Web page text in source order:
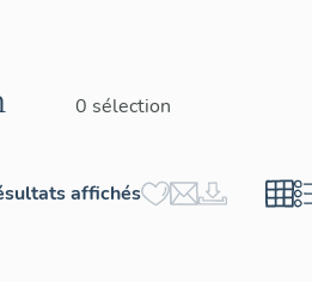
0 sélection
affichés